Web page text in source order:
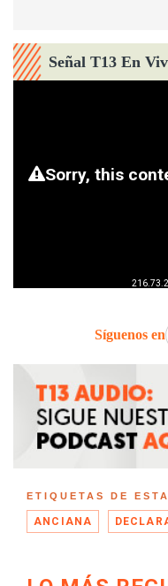
Señal T13 En
Síguenos en
ETIQUETAS DE
ANCIANA